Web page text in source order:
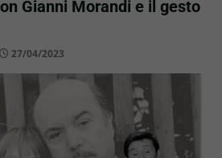
Gianni Morandi e il gesto
27/04/2023